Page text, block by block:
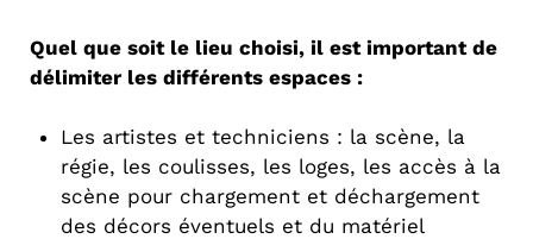
Quel que soit le lieu choisi, il est important de
délimiter les différents espaces :
Les artistes et techniciens : la scène, la
régie, les coulisses, les loges, les accès à la
scène pour chargement et déchargement
des décors éventuels et du matériel